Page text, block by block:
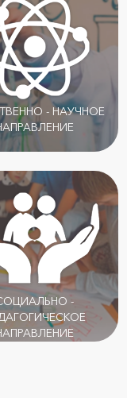
- НАУЧНОЕ
-